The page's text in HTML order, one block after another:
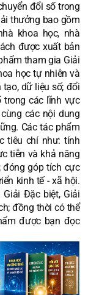
đổi số trong
thưởng bao gồm
khoa học, nhà
được xuất bản
tham gia Giải
học tự nhiên và
tạo, dữ liệu số; đổi
trong các lĩnh vực
các nội dung
Các tác phẩm
tiêu chí như: tính
tiễn và khả năng
đóng góp tích cực
kinh tế - xã hội.
Đặc biệt, Giải
đồng thời có thể
được bạn đọc